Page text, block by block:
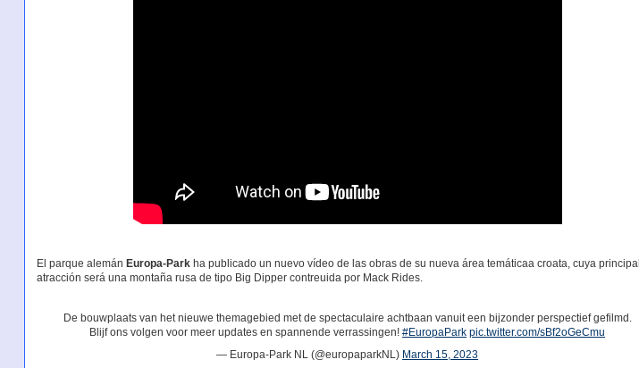
El parque alemán Europa-Parkha publicado un nuevo vídeo de las obras de su nueva área temáticaa croata, cuya principal
atracción será una montaña rusa de tipo Big Dipper contreuida por Mack Rides.
De bouwplaats van het nieuwe themagebied met de spectaculaire achtbaan vanuit een bijzonder perspectief gefilmd.
Blijf ons volgen voor meer updates en spannende verrassingen!#EuropaPark pic.twitter.com/sBf2oGeCmu
— Europa-Park NL (@europaparkNL) March 15, 2023